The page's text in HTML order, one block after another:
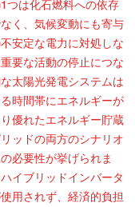
つは化石燃料への依存
く、気候変動にも寄与
安定な電力に対処しな
要な活動の停止につな
太陽光発電システムは
時間帯にエネルギーが
優れたエネルギー貯蔵
ッドの両方のシナリオ
必要性が挙げられま
イブリッドインバータ
用されず、経済的負担